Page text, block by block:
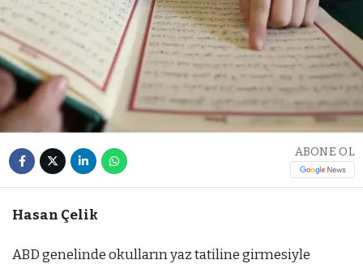
ABONE OL
Hasan Çelik
ABD genelinde okulların yaz tatiline girmesiyle